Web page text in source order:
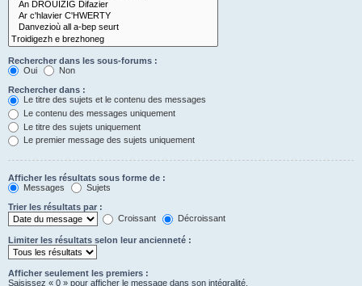
Rechercher dans les sous-forums :
Oui
Non
Rechercher dans :
Le titre des sujets et le contenu des messages
Le contenu des messages uniquement
Le titre des sujets uniquement
Le premier message des sujets uniquement
Afficher les résultats sous forme de :
Messages
Sujets
Trier les résultats par :
Croissant
Décroissant
Limiter les résultats selon leur ancienneté :
Afficher seulement les premiers :
Saisissez « 0 » pour afficher le message dans son intégralité.